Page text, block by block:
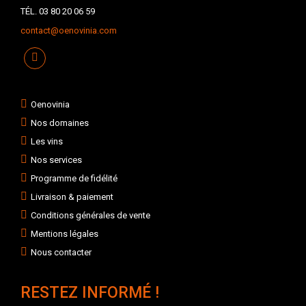
TÉL. 03 80 20 06 59
contact@oenovinia.com
Oenovinia
Nos domaines
Les vins
Nos services
Programme de fidélité
Livraison & paiement
Conditions générales de vente
Mentions légales
Nous contacter
RESTEZ INFORMÉ !